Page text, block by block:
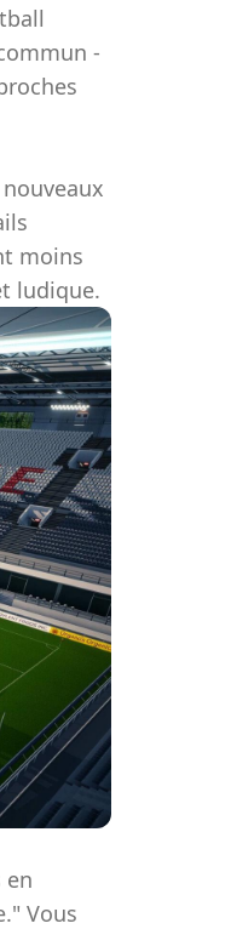
-
moins
ludique.
en
Vous